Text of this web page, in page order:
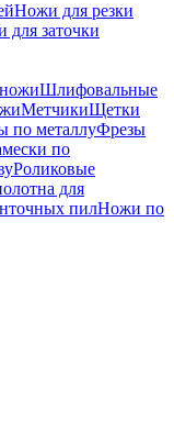
Ножи для резки
для заточки
Шлифовальные
МетчикиЩетки
по металлуФрезы
по
Роликовые
для
пилНожи по